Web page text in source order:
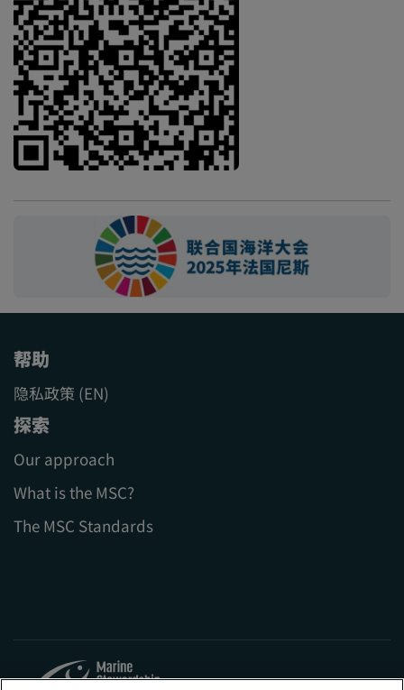
帮助
隐私政策 (EN)
探索
Our approach
What is the MSC?
The MSC Standards